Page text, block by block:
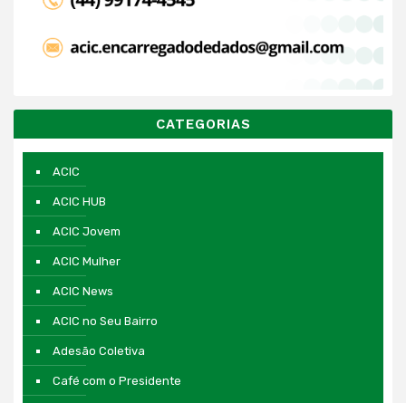
CATEGORIAS
ACIC
ACIC HUB
ACIC Jovem
ACIC Mulher
ACIC News
ACIC no Seu Bairro
Adesão Coletiva
Café com o Presidente